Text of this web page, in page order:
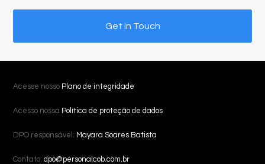
Get In Touch
Acesse nosso Plano de integridade
Acesso nossa Política de proteção de dados
DPO responsável: Mayara Soares Batista
Contato:dpo@personalcob.com.br